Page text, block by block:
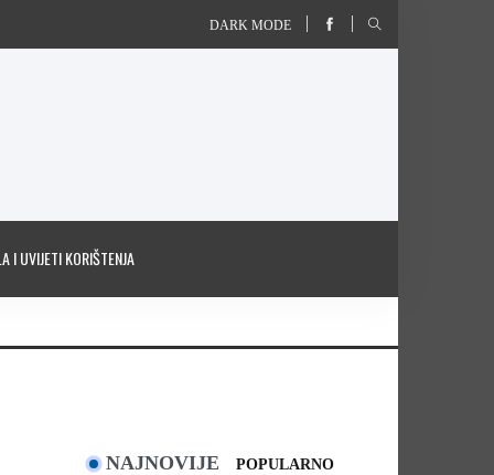
DARK MODE
I UVIJETI KORIŠTENJA
NAJNOVIJE POPULARNO